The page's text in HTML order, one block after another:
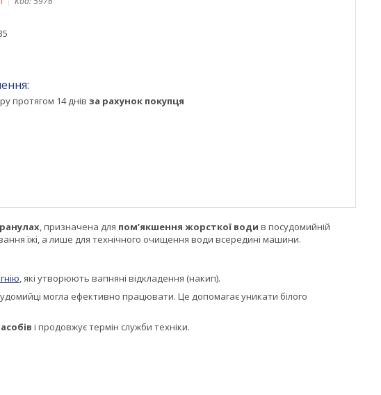
протягом 14 днів за рахунок покупця
, призначена для пом’якшення жорсткої води в посудомийній
їжі, а лише для технічного очищення води всередині машини.
, які утворюють вапняні відкладення (накип).
могла ефективно працювати. Це допомагає уникати білого
і продовжує термін служби техніки.